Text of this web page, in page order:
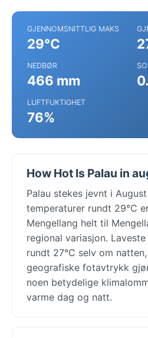
GJENNOMSNITTLIG MAKS
29°C
NEDBØR
466 mm
LUFTFUKTIGHET
76%
How Hot Is Palau in
Palau stekes jevnt i
temperaturer rundt 29°C
Mengellang helt til
regional variasjon.
rundt 27°C selv om
geografiske fotavtrykk
noen betydelige
varme dag og natt.